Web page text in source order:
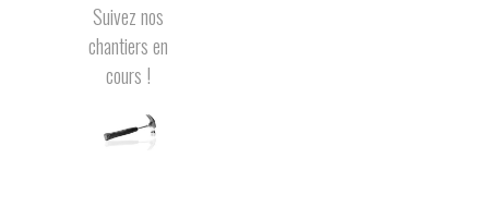
Suivez nos
chantiers en
cours !